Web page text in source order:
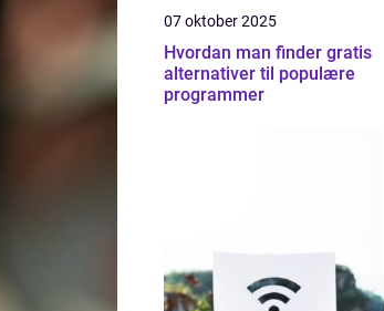
07 oktober 2025
Hvordan man finder gratis
alternativer til populære
programmer